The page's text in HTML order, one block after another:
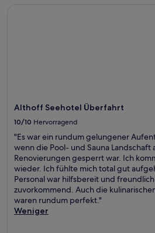
Althoff Seehotel Überfahrt
10/10 Hervorragend
"Es war ein rundum gelungener
wenn die Pool- und Sauna
Renovierungen gesperrt war. Ich
wieder. Ich fühlte mich total gut
Personal war hilfsbereit und
zuvorkommend. Auch die
waren rundum perfekt."
Weniger